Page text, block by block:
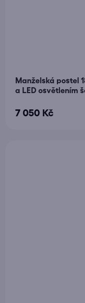
Manželská postel
a LED osvětlením
7 050 Kč